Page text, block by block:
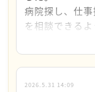
談もしていま
を頼ってくだ
前に行かれた
病院探し、仕
を相談できる
一度食べ物を
金がまったく
は出来ないと
出来ることが
2026.5.31 14:09